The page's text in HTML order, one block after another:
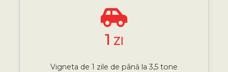
1 ZI
Vigneta de 1 zile de până la 3,5 tone